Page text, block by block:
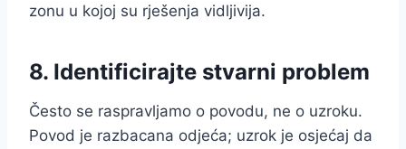
zonu u kojoj su rješenja vidljivija.
8. Identificirajte stvarni problem
Često se raspravljamo o povodu, ne o uzroku.
Povod je razbacana odjeća; uzrok je osjećaj da